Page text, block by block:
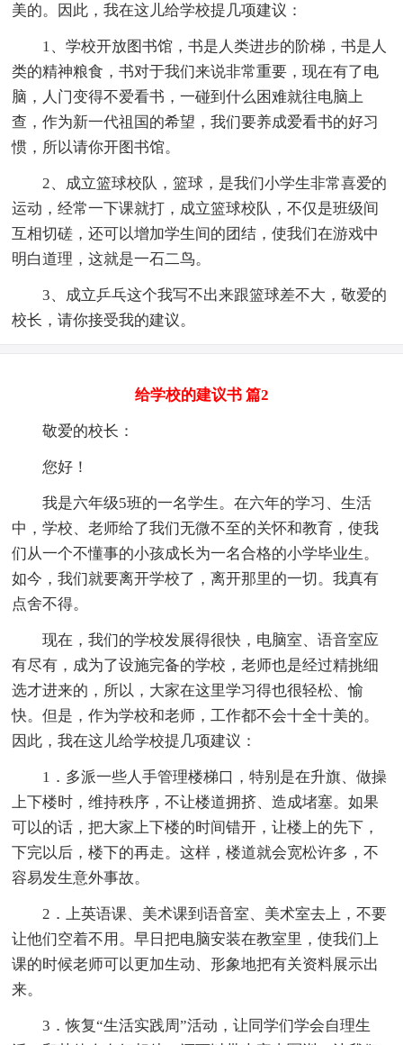
美的。因此，我在这儿给学校提几项建议：
1、学校开放图书馆，书是人类进步的阶梯，书是人
类的精神粮食，书对于我们来说非常重要，现在有了电
脑，人门变得不爱看书，一碰到什么困难就往电脑上
查，作为新一代祖国的希望，我们要养成爱看书的好习
惯，所以请你开图书馆。
2、成立篮球校队，篮球，是我们小学生非常喜爱的
运动，经常一下课就打，成立篮球校队，不仅是班级间
互相切磋，还可以增加学生间的团结，使我们在游戏中
明白道理，这就是一石二鸟。
3、成立乒乓这个我写不出来跟篮球差不大，敬爱的
校长，请你接受我的建议。
给学校的建议书 篇2
敬爱的校长：
您好！
我是六年级5班的一名学生。在六年的学习、生活
中，学校、老师给了我们无微不至的关怀和教育，使我
们从一个不懂事的小孩成长为一名合格的小学毕业生。
如今，我们就要离开学校了，离开那里的一切。我真有
点舍不得。
现在，我们的学校发展得很快，电脑室、语音室应
有尽有，成为了设施完备的学校，老师也是经过精挑细
选才进来的，所以，大家在这里学习得也很轻松、愉
快。但是，作为学校和老师，工作都不会十全十美的。
因此，我在这儿给学校提几项建议：
1．多派一些人手管理楼梯口，特别是在升旗、做操
上下楼时，维持秩序，不让楼道拥挤、造成堵塞。如果
可以的话，把大家上下楼的时间错开，让楼上的先下，
下完以后，楼下的再走。这样，楼道就会宽松许多，不
容易发生意外事故。
2．上英语课、美术课到语音室、美术室去上，不要
让他们空着不用。早日把电脑安装在教室里，使我们上
课的时候老师可以更加生动、形象地把有关资料展示出
来。
3．恢复“生活实践周”活动，让同学们学会自理生